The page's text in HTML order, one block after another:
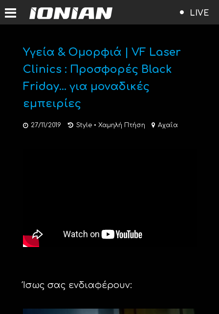
LIVE
Υγεία & Ομορφιά | VF Laser
Clinics : Προσφορές Black
Friday… για μοναδικές
εμπειρίες
27/11/2019 Style • Χαμηλή Πτήση Αχαΐα
Ίσως σας ενδιαφέρουν: